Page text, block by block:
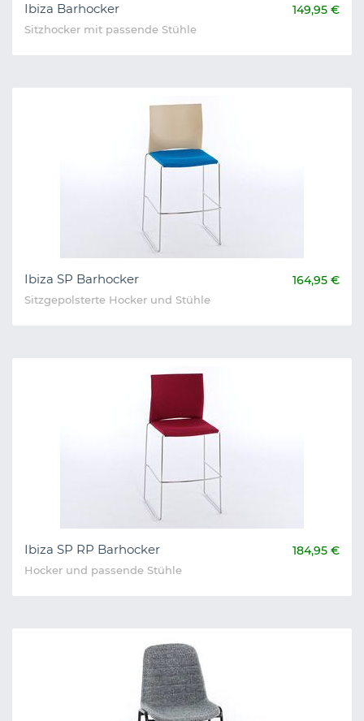
Ibiza Barhocker 149,95 €
Sitzhocker mit passende Stühle
Ibiza SP Barhocker 164,95 €
Sitzgepolsterte Hocker und Stühle
Ibiza SP RP Barhocker 184,95 €
Hocker und passende Stühle